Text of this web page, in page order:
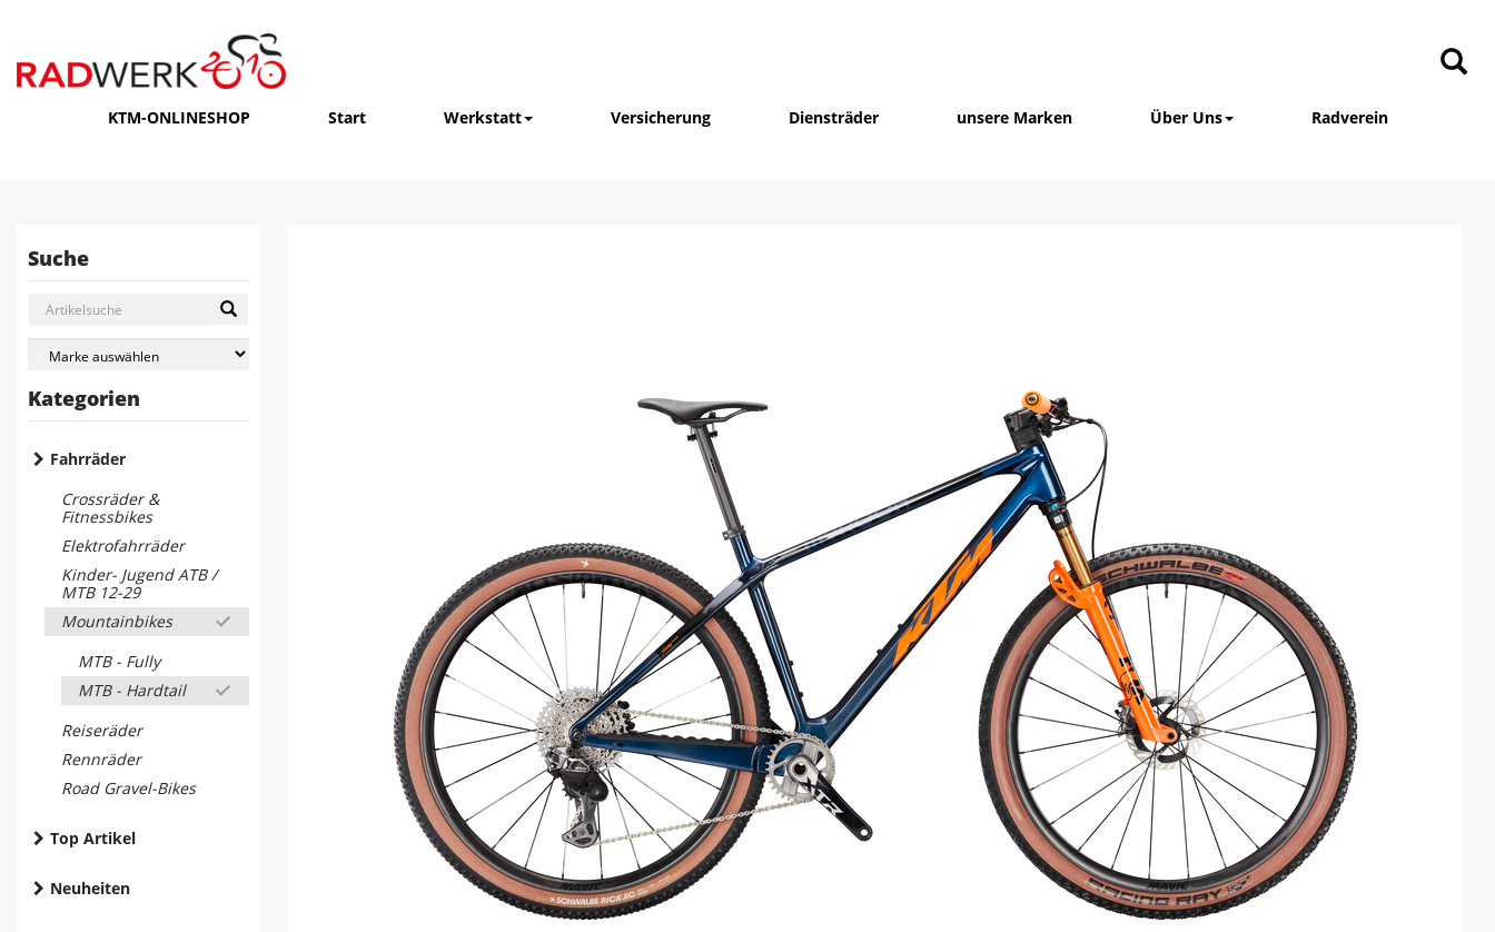
KTM-ONLINESHOP Start Werkstatt Versicherung Diensträder unsere Marken Über Uns Radverein
Suche
Kategorien
Fahrräder
Crossräder &
Fitnessbikes
Elektrofahrräder
Kinder- Jugend ATB /
MTB 12-29
Mountainbikes
MTB - Fully
MTB - Hardtail
Reiseräder
Rennräder
Road Gravel-Bikes
Top Artikel
Neuheiten